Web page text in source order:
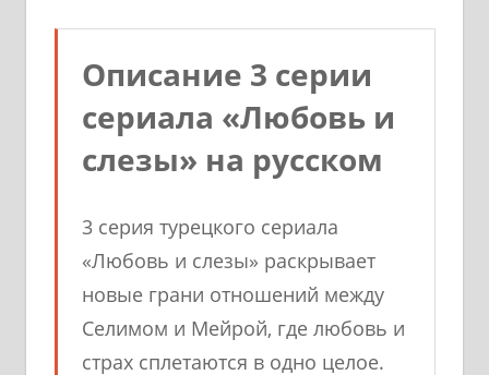
Описание 3 серии
сериала «Любовь и
слезы» на русском
3 серия турецкого сериала
«Любовь и слезы» раскрывает
новые грани отношений между
Селимом и Мейрой, где любовь и
страх сплетаются в одно целое.